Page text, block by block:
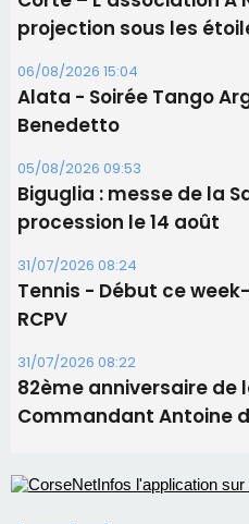
31/07/2026 08:24
Tennis - Début ce
RCPV
31/07/2026 08:22
82ème anniversaire de
Commandant Antoine
Les plus lus
Satine Nomary est la
d'un spectacle qui ne
Bastia – Le festival Porto
avant le concert de
consommation en recul